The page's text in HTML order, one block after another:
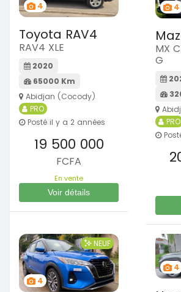
4
Toyota RAV4
RAV4 XLE
2020
65000 Km
Abidjan (Cocody)
PRO
Posté il y a 2 années
19 500 000
FCFA
En vente
Voir détails
4
MX
G
PRO
4
NEUF
4